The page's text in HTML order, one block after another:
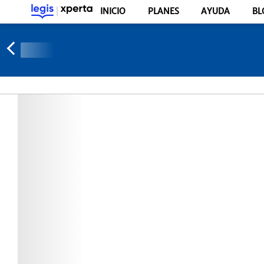
INICIO PLANES AYUDA